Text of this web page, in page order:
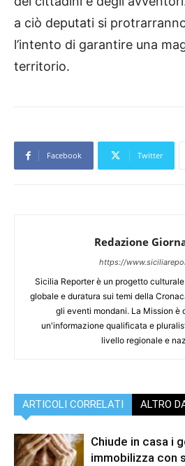
a ciò deputati si
l’intento di garantire una
territorio.
Facebook Twitter
Redazione
https://
Sicilia Reporter è un progetto
globale e duratura sui temi della
gli eventi mondani. La Mission è
un'informazione qualificata e
livello regionale e
ARTICOLI CORRELATI ALTRO
Chiude in casa i
immobilizza con